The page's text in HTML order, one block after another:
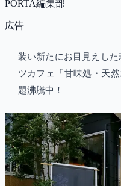
PORTA編集部
広告
装い新たにお目見えし
ツカフェ「甘味処・天
題沸騰中！